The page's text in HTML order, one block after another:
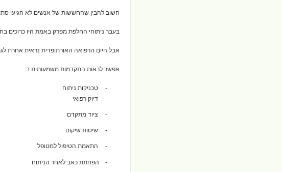
חשוב להבין שהחששות של אנשים לא הגיעו
בעבר ניתוחי החלפת מפרק באמת היו כרוכים
אבל היום הרפואה האורתופדית נראית אחרת
אפשר לראות התקדמות משמעותית ב:
-
טכניקות ניתוח
-
דיוק רפואי
- ציוד מתקדם
- שיטות שיקום
- התאמת הטיפול למטופל
- הפחתת כאב לאחר הניתוח